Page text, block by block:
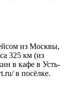
из Москвы,
325 км (из
в кафе в Усть-
в посёлке.